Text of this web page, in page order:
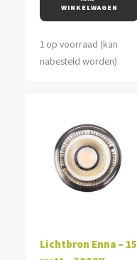
WINKELWAGEN
1 op voorraad (kan
nabesteld worden)
Lichtbron Enna – 15